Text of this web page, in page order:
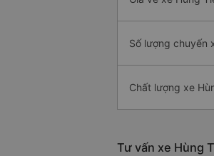
Số lượng chuyến
Chất lượng xe
Tư vấn xe Hùng